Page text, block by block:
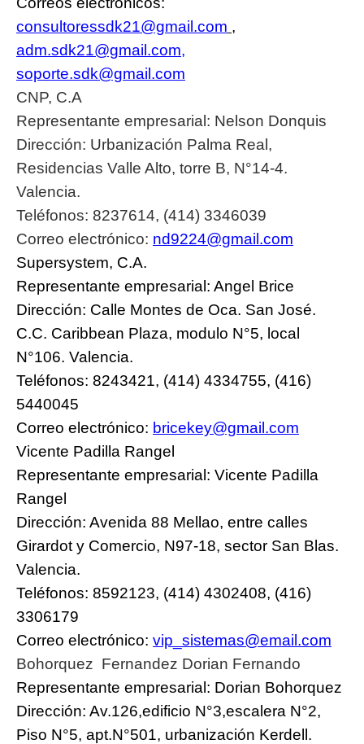
consultoressdk21@gmail.com ,
adm.sdk21@gmail.com,
soporte.sdk@gmail.com
CNP, C.A
Representante empresarial: Nelson Donquis
Dirección: Urbanización Palma Real,
Residencias Valle Alto, torre B, N°14-4.
Valencia.
Teléfonos: 8237614, (414) 3346039
Correo electrónico: nd9224@gmail.com
Supersystem, C.A.
Representante empresarial: Angel Brice
Dirección: Calle Montes de Oca. San José.
C.C. Caribbean Plaza, modulo N°5, local
N°106. Valencia.
Teléfonos: 8243421, (414) 4334755, (416)
5440045
Correo electrónico: bricekey@gmail.com
Vicente Padilla Rangel
Representante empresarial: Vicente Padilla
Rangel
Dirección: Avenida 88 Mellao, entre calles
Girardot y Comercio, N97-18, sector San Blas.
Valencia.
Teléfonos: 8592123, (414) 4302408, (416)
3306179
Correo electrónico: vip_sistemas@email.com
Bohorquez Fernandez Dorian Fernando
Representante empresarial: Dorian Bohorquez
Dirección: Av.126,edificio N°3,escalera N°2,
Piso N°5, apt.N°501, urbanización Kerdell.